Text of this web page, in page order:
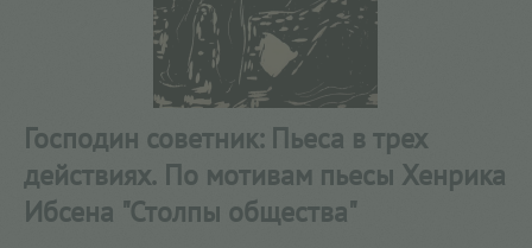
Господин советник: Пьеса в трех
действиях. По мотивам пьесы Хенрика
Ибсена "Столпы общества"